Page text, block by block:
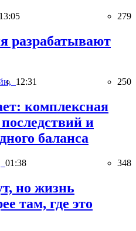
13:05 279
разрабатывают
12:31 250
комплексная
и
баланса
01:38 348
но жизнь
там, где это